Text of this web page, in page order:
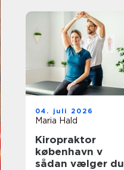
04. juli 2026
Maria Hald
Kiropraktor
københavn v
sådan vælger du